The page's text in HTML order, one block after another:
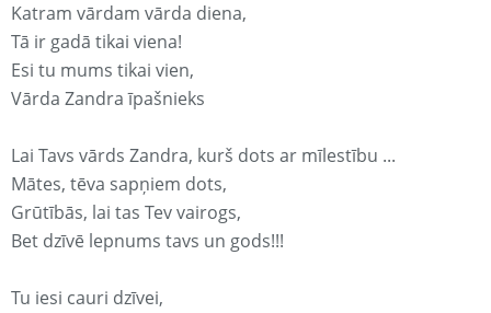
Katram vārdam vārda diena,
Tā ir gadā tikai viena!
Esi tu mums tikai vien,
Vārda Zandra īpašnieks
Lai Tavs vārds Zandra, kurš dots ar mīlestību ...
Mātes, tēva sapņiem dots,
Grūtībās, lai tas Tev vairogs,
Bet dzīvē lepnums tavs un gods!!!
Tu iesi cauri dzīvei,